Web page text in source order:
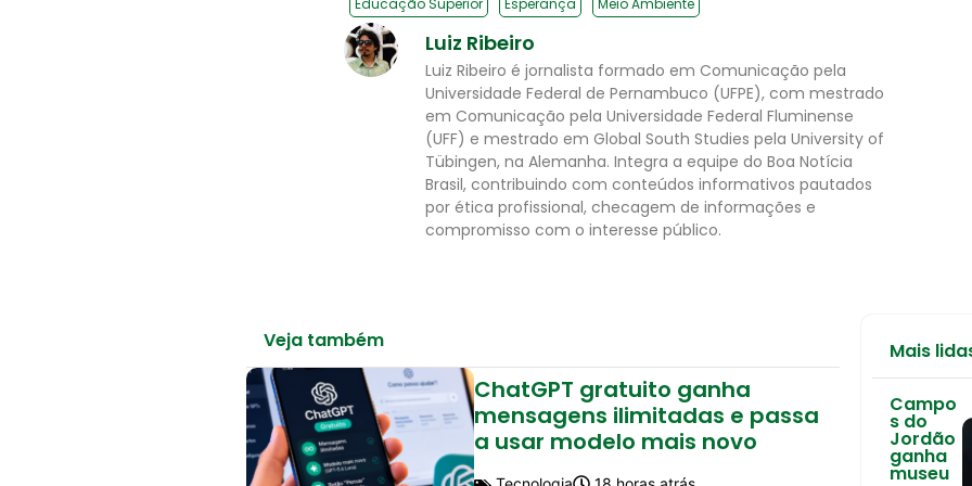
Educação Superior Esperança Meio Ambiente
Luiz Ribeiro
Luiz Ribeiro é jornalista formado em Comunicação pela
Universidade Federal de Pernambuco (UFPE), com mestrado
em Comunicação pela Universidade Federal Fluminense
(UFF) e mestrado em Global South Studies pela University of
Tübingen, na Alemanha. Integra a equipe do Boa Notícia
Brasil, contribuindo com conteúdos informativos pautados
por ética profissional, checagem de informações e
compromisso com o interesse público.
Veja também
ChatGPT gratuito ganha
mensagens ilimitadas e passa
a usar modelo mais novo
Mais
Campo
s do
Jordão
ganha
museu